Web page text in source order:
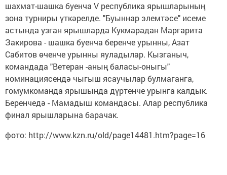
шахмат-шашка буенча V республика ярышларының
зона турниры үткәрелде. "Буыннар элемтәсе" исеме
астында узган ярышларда Кукмарадан Маргарита
Закирова - шашка буенча беренче урынны, Азат
Сабитов өченче урынны яуладылар. Кызганыч,
командада "Ветеран -аның баласы-оныгы"
номинациясендә чыгыш ясаучылар булмаганга,
гомумкоманда ярышында дүртенче урынга калдык.
Беренчедә - Мамадыш командасы. Алар республика
финал ярышларына барачак.
фото: http://www.kzn.ru/old/page14481.htm?page=16